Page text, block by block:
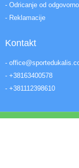
- Odricanje od
- Reklamacije
Kontakt
-
- +38163400578
- +381112398610